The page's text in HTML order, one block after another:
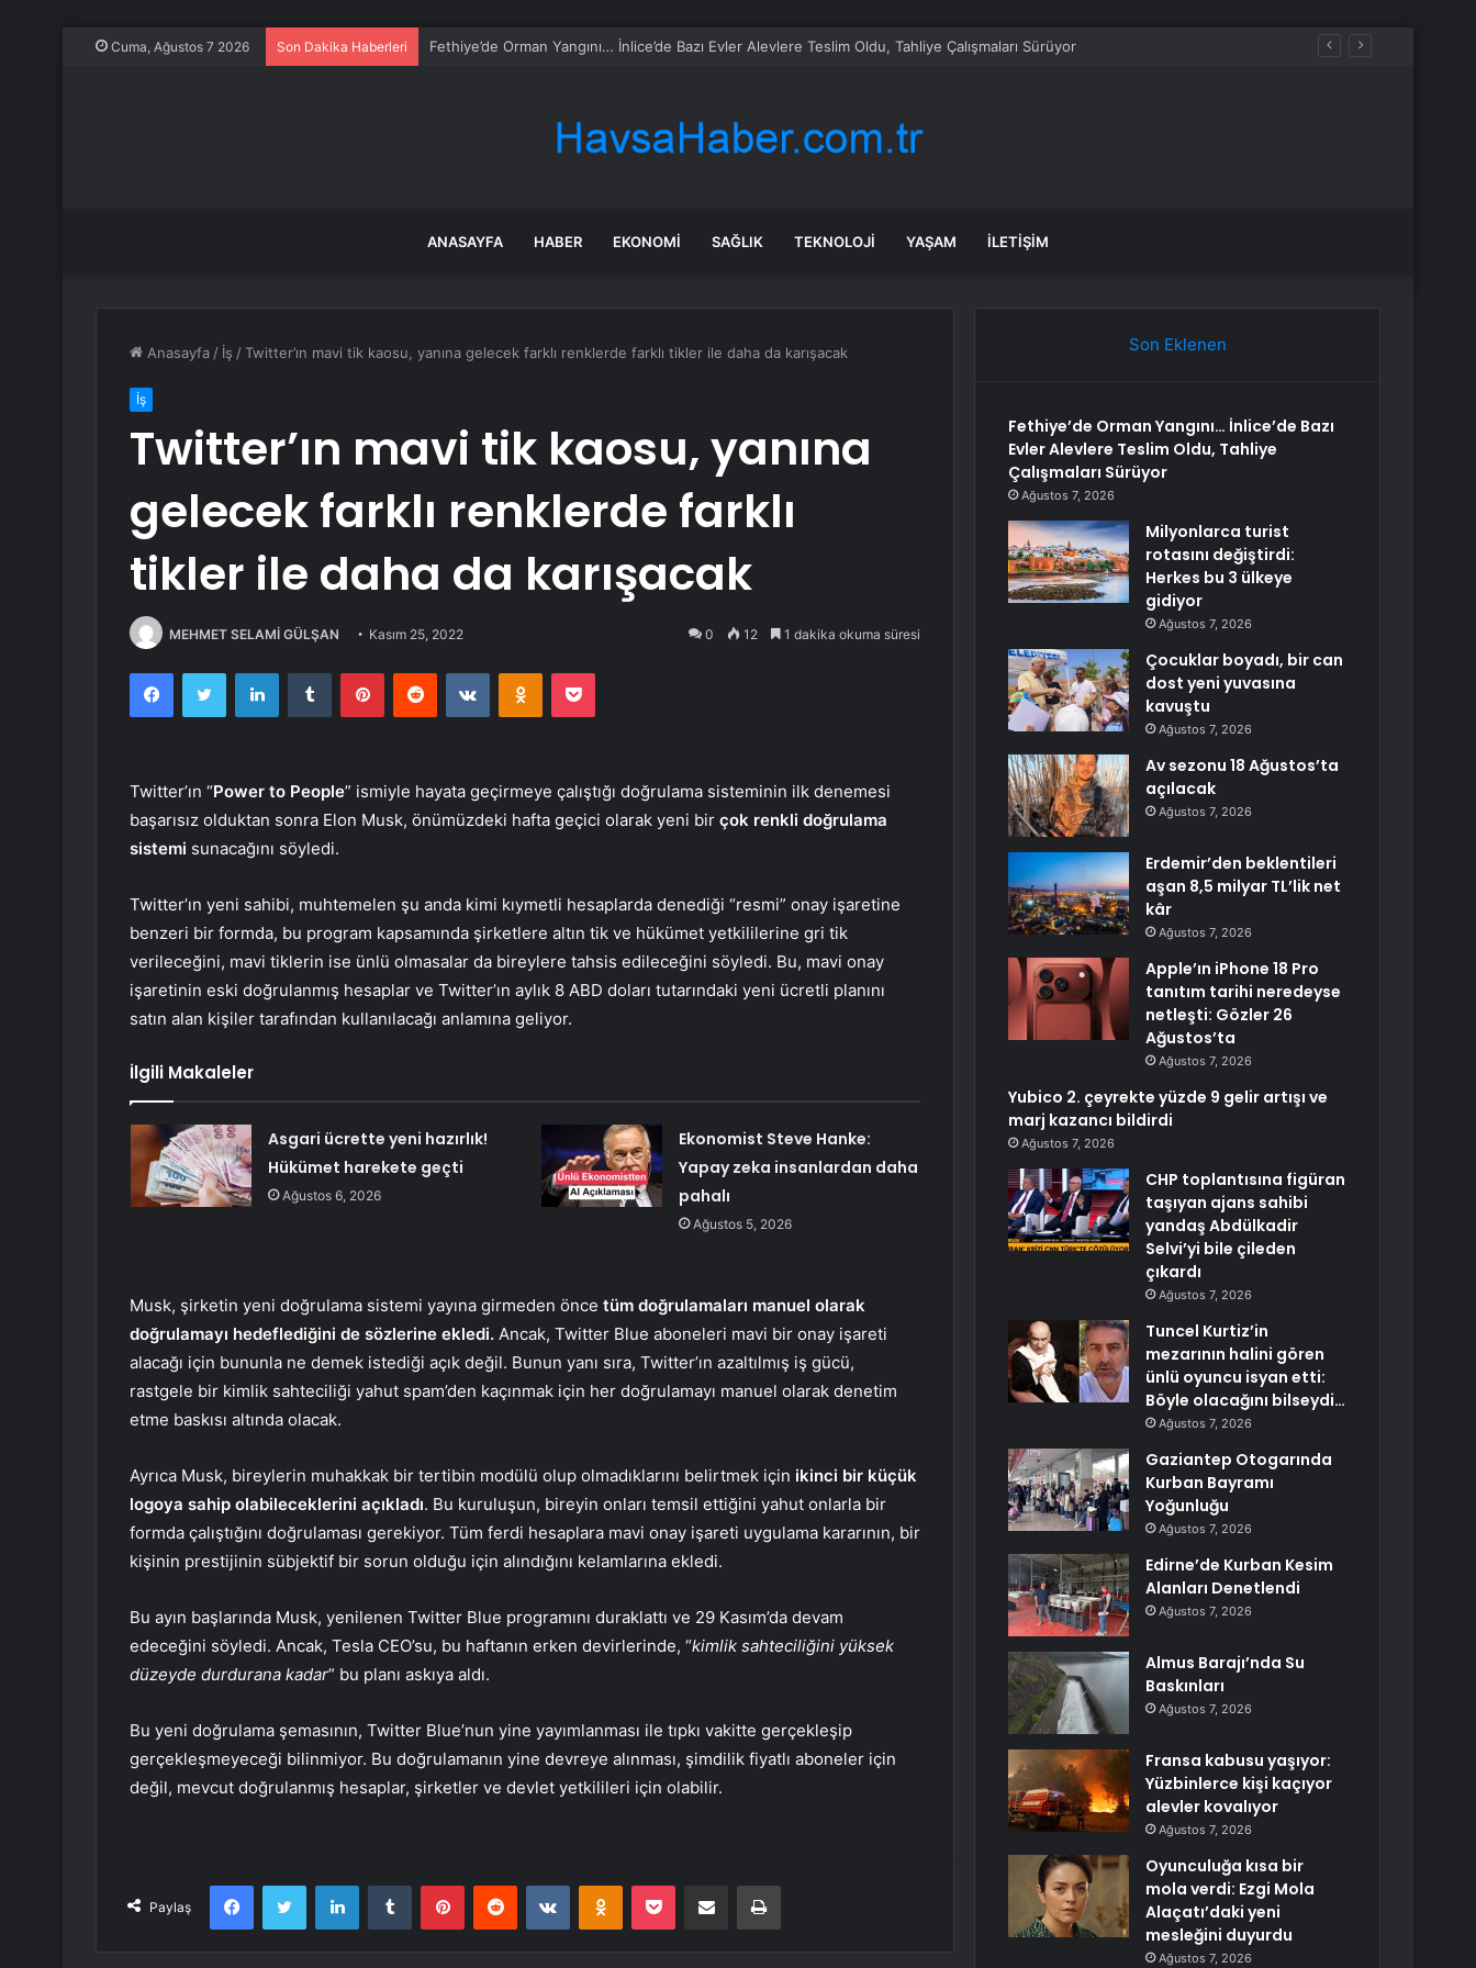
Cuma, Ağustos 7 2026 Son Dakika Haberleri Fethiye’de Orman Yangını… İnlice’de Bazı Evler Alevlere Teslim Oldu, Tahliye Çalışmaları Sürüyor
ANASAYFA HABER EKONOMI SAĞLIK TEKNOLOJI YAŞAM İLETIŞIM
Anasayfa / İş /Twitter’ın mavi tik kaosu, yanına gelecek farklı renklerde farklı tikler ile daha da karışacak
İş
Twitter’ın mavi tik kaosu, yanına
gelecek farklı renklerde farklı
tikler ile daha da karışacak
MEHMET SELAMİ GÜLŞAN Kasım 25, 2022 0 12 1 dakika okuma süresi
FacebookTwitter LinkedInTumblr PinterestReddit VKontakteOdnoklassniki
Pocket
Twitter’ın “Power to People” ismiyle hayata geçirmeye çalıştığı doğrulama sisteminin ilk denemesi
başarısız olduktan sonra Elon Musk, önümüzdeki hafta geçici olarak yeni bir çok renkli doğrulama
sistemi sunacağını söyledi.
Twitter’ın yeni sahibi, muhtemelen şu anda kimi kıymetli hesaplarda denediği “resmi” onay işaretine
benzeri bir formda, bu program kapsamında şirketlere altın tik ve hükümet yetkililerine gri tik
verileceğini, mavi tiklerin ise ünlü olmasalar da bireylere tahsis edileceğini söyledi. Bu, mavi onay
işaretinin eski doğrulanmış hesaplar ve Twitter’ın aylık 8 ABD doları tutarındaki yeni ücretli planını
satın alan kişiler tarafından kullanılacağı anlamına geliyor.
İlgili Makaleler
Asgari ücrette yeni hazırlık!
Hükümet harekete geçti
Ağustos 6, 2026
Ekonomist Steve Hanke:
Yapay zeka insanlardan daha
pahalı
Ağustos 5, 2026
Musk, şirketin yeni doğrulama sistemi yayına girmeden önce tüm doğrulamaları manuel olarak
doğrulamayı hedeflediğini de sözlerine ekledi. Ancak, Twitter Blue aboneleri mavi bir onay işareti
alacağı için bununla ne demek istediği açık değil. Bunun yanı sıra, Twitter’ın azaltılmış iş gücü,
rastgele bir kimlik sahteciliği yahut spam’den kaçınmak için her doğrulamayı manuel olarak denetim
etme baskısı altında olacak.
Ayrıca Musk, bireylerin muhakkak bir tertibin modülü olup olmadıklarını belirtmek için ikinci bir küçük
logoya sahip olabileceklerini açıkladı. Bu kuruluşun, bireyin onları temsil ettiğini yahut onlarla bir
formda çalıştığını doğrulaması gerekiyor. Tüm ferdi hesaplara mavi onay işareti uygulama kararının, bir
kişinin prestijinin sübjektif bir sorun olduğu için alındığını kelamlarına ekledi.
Bu ayın başlarında Musk, yenilenen Twitter Blue programını duraklattı ve 29 Kasım’da devam
edeceğini söyledi. Ancak, Tesla CEO’su, bu haftanın erken devirlerinde, “kimlik sahteciliğini yüksek
düzeyde durdurana kadar” bu planı askıya aldı.
Bu yeni doğrulama şemasının, Twitter Blue’nun yine yayımlanması ile tıpkı vakitte gerçekleşip
gerçekleşmeyeceği bilinmiyor. Bu doğrulamanın yine devreye alınması, şimdilik fiyatlı aboneler için
değil, mevcut doğrulanmış hesaplar, şirketler ve devlet yetkilileri için olabilir.
Paylaş
FacebookTwitter LinkedInTumblr PinterestReddit VKontakteOdnoklassniki
Pocket E-Posta ile paylaş Yazdır
Son Eklenen
Fethiye’de Orman Yangını… İnlice’de Bazı
Evler Alevlere Teslim Oldu, Tahliye
Çalışmaları Sürüyor
Ağustos 7, 2026
Milyonlarca turist
rotasını değiştirdi:
Herkes bu 3 ülkeye
gidiyor
Ağustos 7, 2026
Çocuklar boyadı, bir can
dost yeni yuvasına
kavuştu
Ağustos 7, 2026
Av sezonu 18 Ağustos’ta
açılacak
Ağustos 7, 2026
Erdemir’den beklentileri
aşan 8,5 milyar TL’lik net
kâr
Ağustos 7, 2026
Apple’ın iPhone 18 Pro
tanıtım tarihi neredeyse
netleşti: Gözler 26
Ağustos’ta
Ağustos 7, 2026
Yubico 2. çeyrekte yüzde 9 gelir artışı ve
marj kazancı bildirdi
Ağustos 7, 2026
CHP toplantısına figüran
taşıyan ajans sahibi
yandaş Abdülkadir
Selvi’yi bile çileden
çıkardı
Ağustos 7, 2026
Tuncel Kurtiz’in
mezarının halini gören
ünlü oyuncu isyan etti:
Böyle olacağını bilseydi…
Ağustos 7, 2026
Gaziantep Otogarında
Kurban Bayramı
Yoğunluğu
Ağustos 7, 2026
Edirne’de Kurban Kesim
Alanları Denetlendi
Ağustos 7, 2026
Almus Barajı’nda Su
Baskınları
Ağustos 7, 2026
Fransa kabusu yaşıyor:
Yüzbinlerce kişi kaçıyor
alevler kovalıyor
Ağustos 7, 2026
Oyunculuğa kısa bir
mola verdi: Ezgi Mola
Alaçatı’daki yeni
mesleğini duyurdu
Ağustos 7, 2026